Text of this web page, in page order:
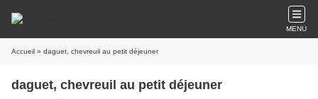
MENU
Accueil » daguet, chevreuil au petit déjeuner
daguet, chevreuil au petit déjeuner